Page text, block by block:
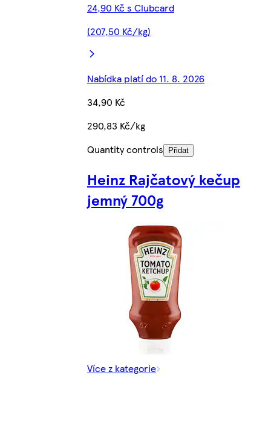
24,90 Kč s Clubcard
(207,50 Kč/kg)
Nabídka platí do 11. 8. 2026
34,90 Kč
290,83 Kč/kg
Quantity controls
Přidat
Heinz Rajčatový kečup
jemný 700g
Více z kategorie